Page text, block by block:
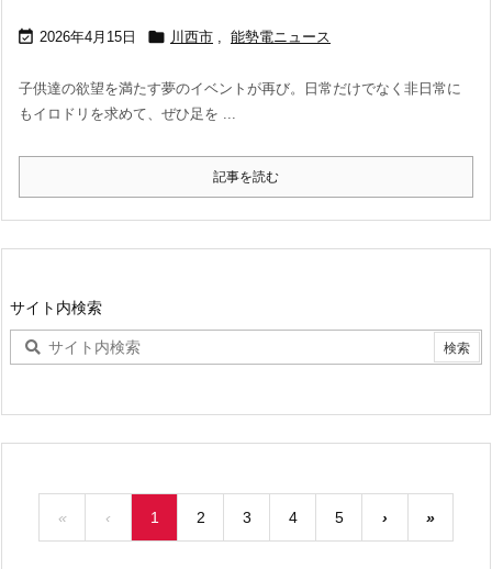
 2026年4月15日  川西市 , 能勢電ニュース
子供達の欲望を満たす夢のイベントが再び。日常だけでなく非日常に
もイロドリを求めて、ぜひ足を ...
記事を読む
サイト内検索
« ‹ 1 2 3 4 5 › »